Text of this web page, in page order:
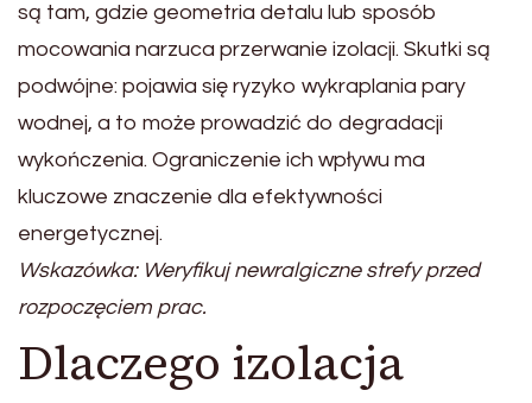
są tam, gdzie geometria detalu lub sposób
mocowania narzuca przerwanie izolacji. Skutki są
podwójne: pojawia się ryzyko wykraplania pary
wodnej, a to może prowadzić do degradacji
wykończenia. Ograniczenie ich wpływu ma
kluczowe znaczenie dla efektywności
energetycznej.
Wskazówka: Weryfikuj newralgiczne strefy przed
rozpoczęciem prac.
Dlaczego izolacja